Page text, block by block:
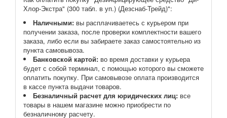
Хлор-Экстра" (300 табл. в уп.) (Дезснаб-Трейд)":
Наличными: вы расплачиваетесь с курьером при
получении заказа, после проверки комплектности вашего
заказа, либо если вы забираете заказ самостоятельно из
пункта самовывоза.
Банковской картой: во время доставки у курьера
будет с собой терминал, с помощью которого вы сможете
оплатить покупку. При самовывозе оплата производится
в кассе пункта выдачи товаров.
Безналичный расчет для юридических лиц: все
товары в нашем магазине можно приобрести по
безналичному расчету.